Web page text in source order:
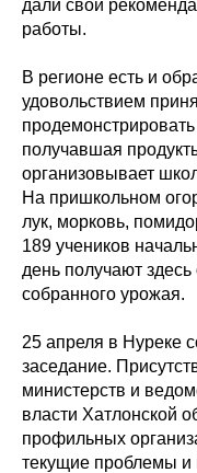
дали свои
работы.
В регионе есть и
удовольствием
получавшая
организовывает
На пришкольном
лук, морковь,
189 учеников
день получают
собранного урожая.
25 апреля в Нуреке
заседание.
министерств и
власти Хатлонской
профильных
текущие проблемы и